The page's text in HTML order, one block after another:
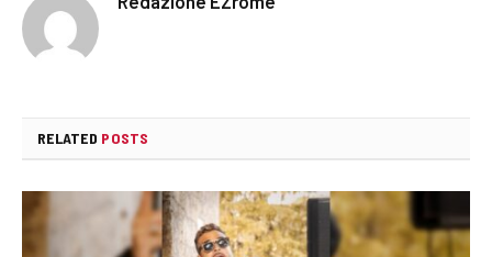
RELATED POSTS